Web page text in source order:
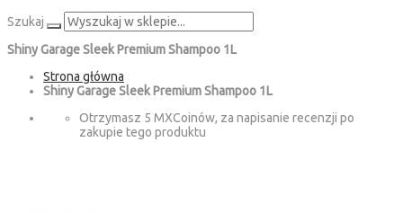
Szukaj
Shiny Garage Sleek Premium Shampoo 1L
Strona główna
Shiny Garage Sleek Premium Shampoo 1L
Otrzymasz 5 MXCoinów, za napisanie recenzji po
zakupie tego produktu